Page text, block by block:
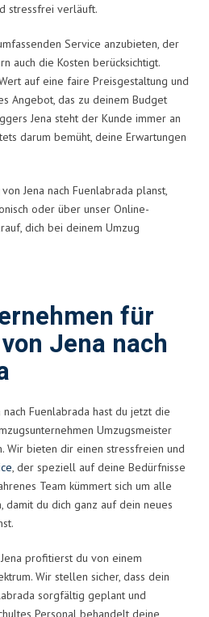
stressfrei verläuft.
Service anzubieten, der
auch die Kosten berücksichtigt.
auf eine faire Preisgestaltung und
Angebot, das zu deinem Budget
Jena steht der Kunde immer an
darum bemüht, deine Erwartungen
Jena nach Fuenlabrada planst,
oder über unser Online-
dich bei deinem Umzug
für
Jena nach
Fuenlabrada hast du jetzt die
Umzugsmeister
Wir bieten dir einen stressfreien und
, der speziell auf deine Bedürfnisse
Team kümmert sich um alle
damit du dich ganz auf dein neues
profitierst du von einem
Wir stellen sicher, dass dein
sorgfältig geplant und
Personal behandelt deine